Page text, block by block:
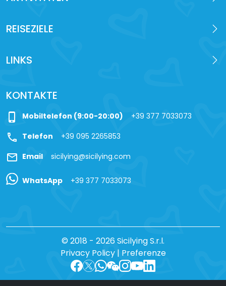
REISEZIELE
LINKS
KONTAKTE
phone_iphone Mobiltelefon (9:00-20:00) +39 377 7033073
call Telefon +39 095 2265853
mail Email sicilying@sicilying.com
WhatsApp +39 377 7033073
© 2018 - 2026 Sicilying S.r.l.
Privacy Policy| Preferenze